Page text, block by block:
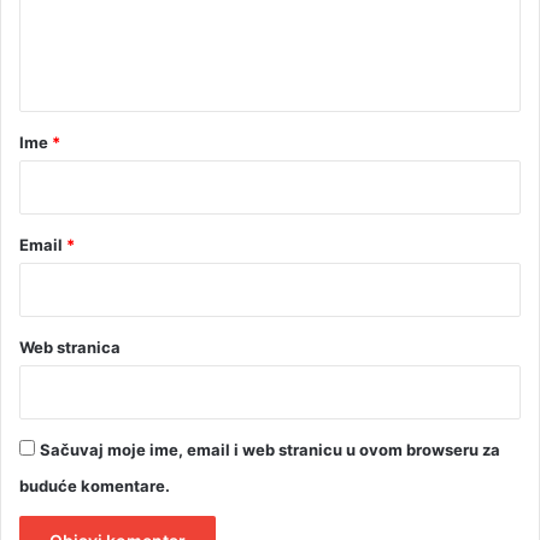
r
Ime *
Email *
Web stranica
Sačuvaj moje ime, email i web stranicu u ovom browseru za
buduće komentare.